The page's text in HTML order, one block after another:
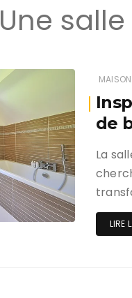
Une
MAISON
de
La
LIRE